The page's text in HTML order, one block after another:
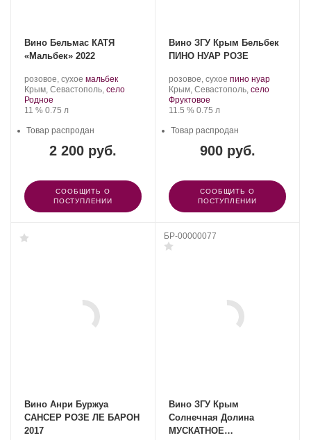
Вино Бельмас КАТЯ
«Мальбек» 2022
Производитель:
Belmas
Winery.
розовое, сухое .
Сорт
мальбек.
Регион:
Крым, Севастополь, село
Родное
Крепость
11 %. Объем
0.75 л
2 200 руб.
Товар распродан
СООБЩИТЬ О
ПОСТУПЛЕНИИ
Вино ЗГУ Крым Бельбек
ПИНО НУАР РОЗЕ
Производитель:
Бельбек.
розовое, сухое .
Сорт
пино нуар.
Регион:
Крым, Севастополь, село
Фруктовое
Крепость
11.5 %. Объем
0.75 л
900 руб.
Товар распродан
СООБЩИТЬ О
ПОСТУПЛЕНИИ
Вино Анри Буржуа
САНСЕР РОЗЕ ЛЕ БАРОН
2017
БР-00000077
Вино ЗГУ Крым
Солнечная Долина
МУСКАТНОЕ